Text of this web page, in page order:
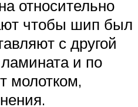
относительно
чтобы шип был
с другой
и по
молотком,